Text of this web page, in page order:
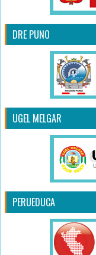
DRE PUNO
UGEL MELGAR
PERUEDUCA